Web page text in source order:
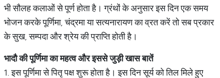
भी सौलह कलाओं से पूर्ण होता है। ग्रंथों के अनुसार इस दिन एक समय
भोजन करके पूर्णिमा, चंद्रमा या सत्यनारायण का व्रत करें तो सब प्रकार
के सुख, सम्पदा और श्रेय की प्राप्ति होती है।
भादौ की पूर्णिमा का महत्व और इससे जुड़ी खास बातें
1. इस पूर्णिमा से पितृ पक्ष शुरू होता है। इस दिन सूर्य को तिल मिले हुए